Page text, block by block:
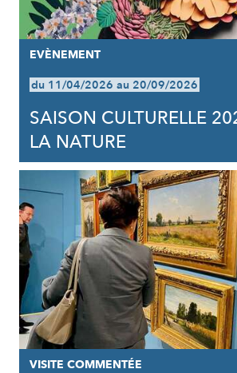
EVÈNEMENT
du 11/04/2026 au 20/09/2026
SAISON CULTURELLE
LA NATURE
VISITE COMMENTÉE